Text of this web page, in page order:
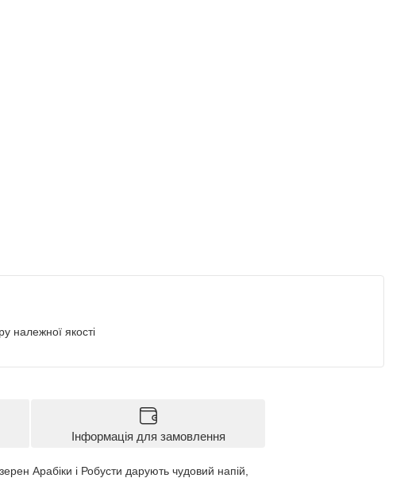
належної якості
Інформація для замовлення
Арабіки і Робусти дарують чудовий напій,